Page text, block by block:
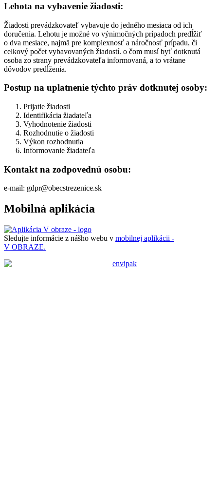
Lehota na vybavenie žiadosti:
Žiadosti prevádzkovateľ vybavuje do jedného mesiaca od ich
doručenia. Lehotu je možné vo výnimočných prípadoch predĺžiť
o dva mesiace, najmä pre komplexnosť a náročnosť prípadu, či
celkový počet vybavovaných žiadostí. o čom musí byť dotknutá
osoba zo strany prevádzkovateľa informovaná, a to vrátane
dôvodov predĺženia.
Postup na uplatnenie týchto práv dotknutej osoby:
Prijatie žiadosti
Identifikácia žiadateľa
Vyhodnotenie žiadosti
Rozhodnutie o žiadosti
Výkon rozhodnutia
Informovanie žiadateľa
Kontakt na zodpovednú osobu:
e-mail: gdpr@obecstrezenice.sk
Mobilná aplikácia
Sledujte informácie z nášho webu v mobilnej aplikácii -
V OBRAZE.